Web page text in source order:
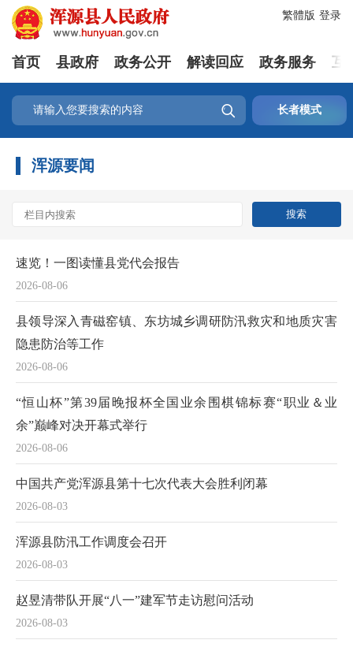
登录
繁體版
首页 县政府 政务公开 解读回应 政务服务 互
 长者模式
浑源要闻
2026-08-06
速览！一图读懂县党代会报告
2026-08-06
县领导深入青磁窑镇、东坊城乡调研防汛救灾和地质灾害
隐患防治等工作
2026-08-06
“恒山杯”第39届晚报杯全国业余围棋锦标赛“职业＆业
余”巅峰对决开幕式举行
2026-08-03
中国共产党浑源县第十七次代表大会胜利闭幕
2026-08-03
浑源县防汛工作调度会召开
2026-08-03
赵昱清带队开展“八一”建军节走访慰问活动